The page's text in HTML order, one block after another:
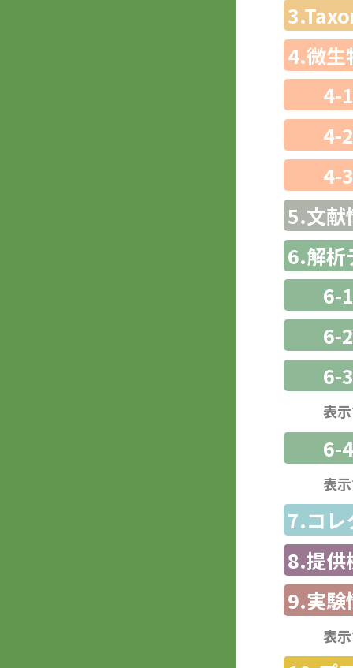
4.微生
4-
4-
4-
5.文献
6.解析
6-
6-
6-
表
6-
表
7.コレ
8.提供
9.実験
表